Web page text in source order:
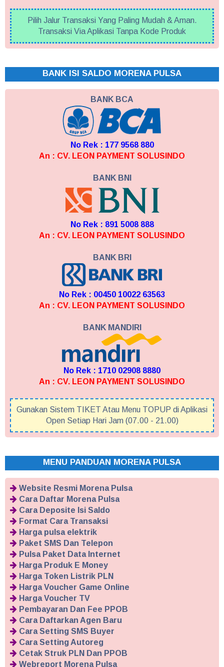
Pilih Jalur Transaksi Yang Paling Mudah & Aman.
Transaksi Via Aplikasi Tanpa Kode Produk
BANK ISI SALDO MORENA PULSA
BANK BCA
No Rek : 177 9568 880
An : CV. LEON PAYMENT SOLUSINDO
BANK BNI
No Rek : 891 5008 888
An : CV. LEON PAYMENT SOLUSINDO
BANK BRI
No Rek : 00450 10022 63563
An : CV. LEON PAYMENT SOLUSINDO
BANK MANDIRI
No Rek : 1710 02908 8880
An : CV. LEON PAYMENT SOLUSINDO
Gunakan Sistem TIKET Atau Menu TOPUP di Aplikasi
Open Setiap Hari Jam (07.00 - 21.00)
MENU PANDUAN MORENA PULSA
Website Resmi Morena Pulsa
Cara Daftar Morena Pulsa
Cara Deposite Isi Saldo
Format Cara Transaksi
Harga pulsa elektrik
Paket SMS Dan Telepon
Pulsa Paket Data Internet
Harga Produk E Money
Harga Token Listrik PLN
Harga Voucher Game Online
Harga Voucher TV
Pembayaran Dan Fee PPOB
Cara Daftarkan Agen Baru
Cara Setting SMS Buyer
Cara Setting Autoreg
Cetak Struk PLN Dan PPOB
Webreport Morena Pulsa